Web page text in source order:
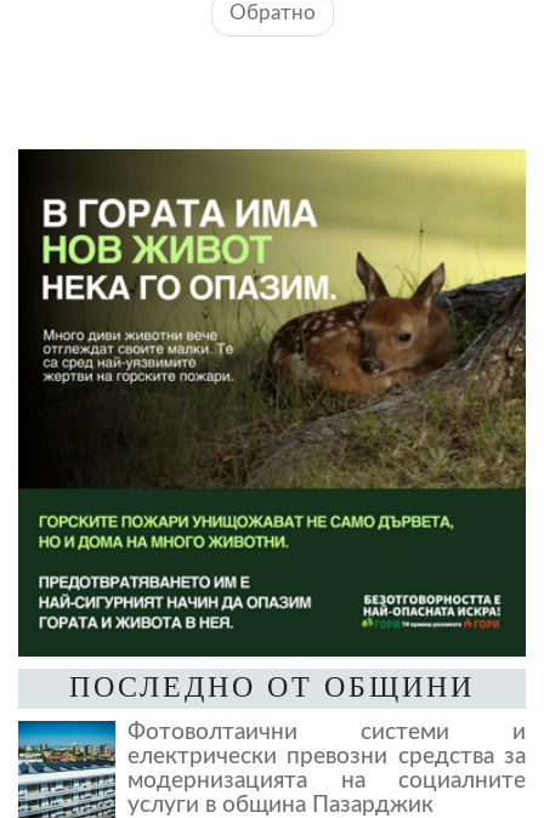
Обратно
ПОСЛЕДНО ОТ ОБЩИНИ
Фотоволтаични системи и
електрически превозни средства за
модернизацията на социалните
услуги в община Пазарджик